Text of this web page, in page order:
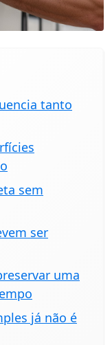
tanto
sem
ser
uma
já não é